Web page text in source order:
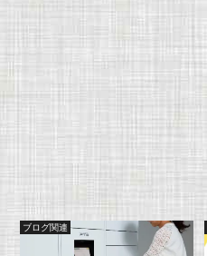
ブログ関連